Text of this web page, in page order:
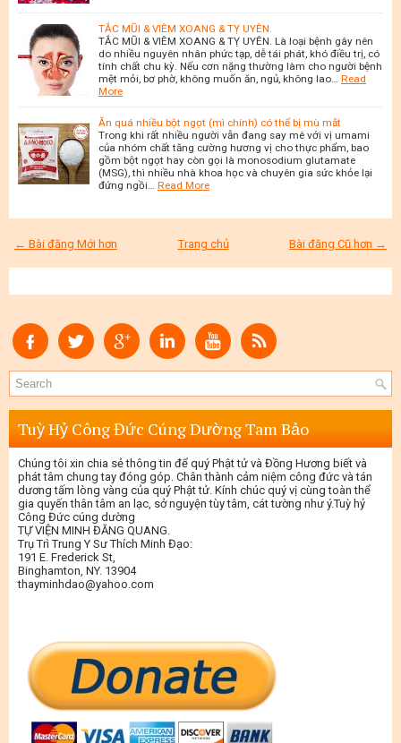
TẮC MŨI & VIÊM XOANG & TỴ UYÊN.
TẮC MŨI & VIÊM XOANG & TỴ UYÊN. Là loại bệnh gây nên
do nhiều nguyên nhân phức tạp, dễ tái phát, khó điều trị, có
tính chất chu kỳ. Nếu cơn nặng thường làm cho người bệnh
mệt mỏi, bơ phờ, không muốn ăn, ngủ, không lao…
Read
More
Ăn quá nhiều bột ngọt (mì chính) có thể bị mù mắt
Trong khi rất nhiều người vẫn đang say mê với vị umami
của nhóm chất tăng cường hương vị cho thực phẩm, bao
gồm bột ngọt hay còn gọi là monosodium glutamate
(MSG), thì nhiều nhà khoa học và chuyên gia sức khỏe lại
đứng ngồi…
Read More
← Bài đăng Mới hơn Bài đăng Cũ hơn →
Trang chủ
Tuỳ Hỷ Công Đức Cúng Dường Tam Bảo
Chúng tôi xin chia sẻ thông tin để quý Phật tử và Đồng Hương biết và
phát tâm chung tay đóng góp. Chân thành cảm niệm công đức và tán
dương tấm lòng vàng của quý Phật tử. Kính chúc quý vị cùng toàn thể
gia quyến thân tâm an lạc, sở nguyện tùy tâm, cát tường như ý.Tuỳ hỷ
Công Đức cúng dường
TỰ VIỆN MINH ĐĂNG QUANG.
Trụ Trì Trung Y Sư Thích Minh Đạo:
191 E. Frederick St,
Binghamton, NY. 13904
thayminhdao@yahoo.com